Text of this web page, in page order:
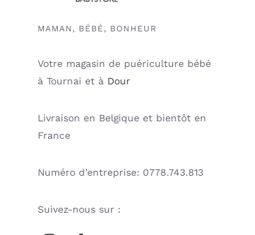
MAMAN, BÉBÉ, BONHEUR
Votre magasin de puériculture bébé
à Tournai et à Dour
Livraison en Belgique et bientôt en
France
Numéro d’entreprise: 0778.743.813
Suivez-nous sur :